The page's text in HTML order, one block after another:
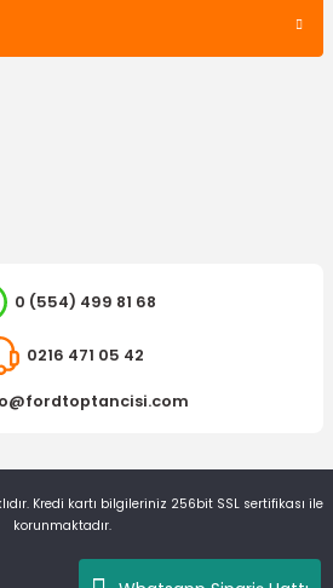
0 (554) 499 81 68
0216 471 05 42
Kredi kartı bilgileriniz 256bit SSL sertifikası ile
korunmaktadır.